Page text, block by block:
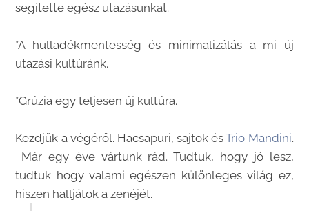
segítette egész utazásunkat.
*A hulladékmentesség és minimalizálás a mi új
utazási kultúránk.
*Grúzia egy teljesen új kultúra.
Kezdjük a végéről. Hacsapuri, sajtok ésTrio Mandini.
Már egy éve vártunk rád. Tudtuk, hogy jó lesz,
tudtuk hogy valami egészen különleges világ ez,
hiszen halljátok a zenéjét.